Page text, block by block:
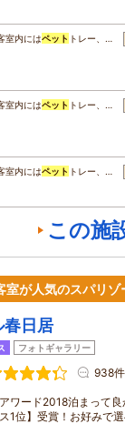
室内にはペット トレー、…
室内にはペット トレー、…
室内にはペット トレー、…
この施
が人気のスパリゾ
春日居
フォトギャラリー
938件
ワード2018泊まって
1位】受賞！お好みで